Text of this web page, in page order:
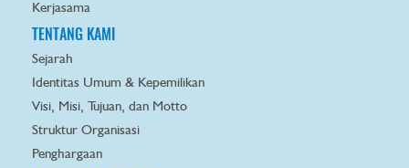
Kerjasama
TENTANG KAMI
Sejarah
Identitas Umum & Kepemilikan
Visi, Misi, Tujuan, dan Motto
Struktur Organisasi
Penghargaan